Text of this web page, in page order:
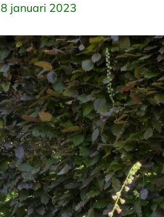
8 januari 2023